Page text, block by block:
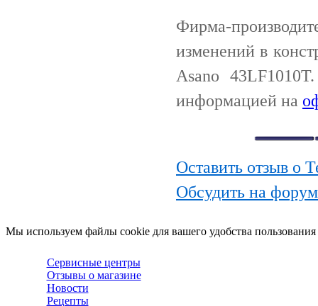
Фирма-
изменений в
Asano
информацией на
Оставить отзыв о
Обсудить на
Мы используем файлы cookie для вашего удобства
Сервисные центры
Отзывы о магазине
Новости
Рецепты